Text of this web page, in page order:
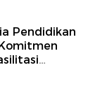
Pendidikan